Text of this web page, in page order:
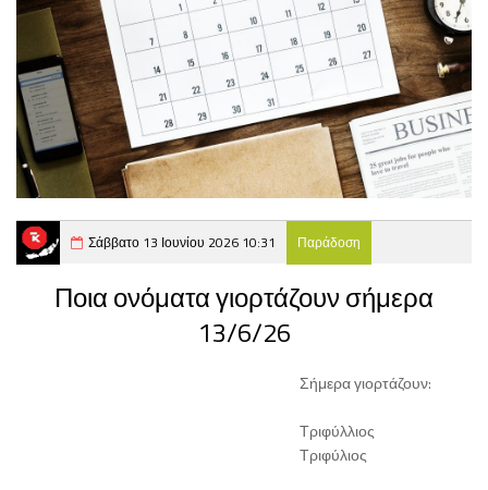
Σάββατο 13 Ιουνίου 2026 10:31 Παράδοση
Ποια ονόματα γιορτάζουν σήμερα
13/6/26
Σήμερα γιορτάζουν:
Τριφύλλιος
Τριφύλιος